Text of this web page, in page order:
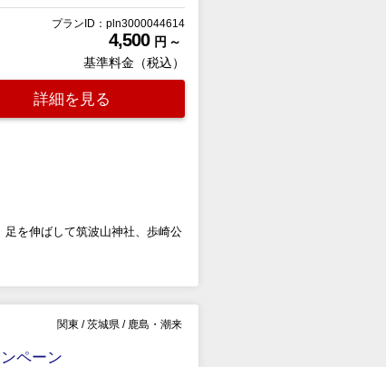
プランID：pln3000044614
4,500 円 ～
基準料金（税込）
詳細を見る
を伸ばして筑波山神社、歩崎公
関東 / 茨城県 / 鹿島・潮来
ペーン